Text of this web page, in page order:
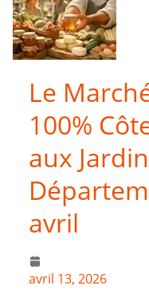
Le
100%
aux
avril
avril 13, 2026